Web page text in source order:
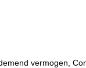
vermogen,